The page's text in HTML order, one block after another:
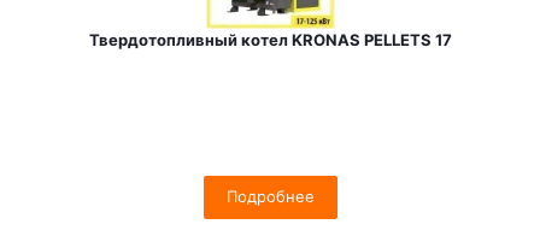
Твердотопливный котел KRONAS PELLETS 17
Подробнее